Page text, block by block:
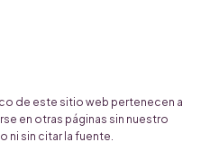
de este sitio web pertenecen a
en otras páginas sin nuestro
ni sin citar la fuente.